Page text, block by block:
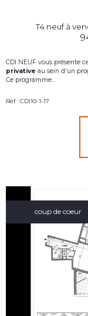
T4 neuf à
CDI NEUF vous présente
privative au sein d'un
Ce programme...
Réf : CDI10-1-17
coup de coeur